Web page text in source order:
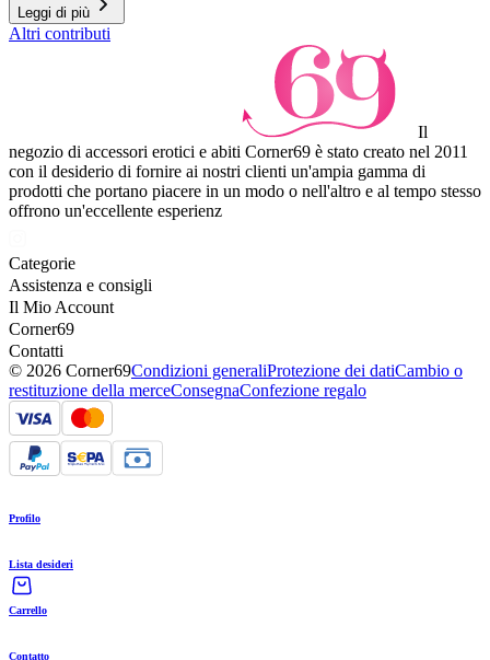
Leggi di più
Altri contributi
Il
negozio di accessori erotici e abiti Corner69 è stato creato nel 2011
con il desiderio di fornire ai nostri clienti un'ampia gamma di
prodotti che portano piacere in un modo o nell'altro e al tempo stesso
offrono un'eccellente esperienz
Categorie
Assistenza e consigli
Il Mio Account
Corner69
Contatti
© 2026 Corner69Condizioni generaliProtezione dei datiCambio o
restituzione della merceConsegnaConfezione regalo
Profilo
Lista desideri
Carrello
Contatto